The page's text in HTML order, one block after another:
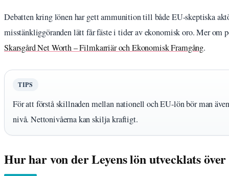
Debatten kring lönen har gett ammunition till både EU-skeptiska
misstänkliggöranden lätt får fäste i tider av ekonomisk oro. Mer
Skarsgård Net Worth – Filmkarriär och Ekonomisk Framgång.
TIPS
För att förstå skillnaden mellan nationell och EU-lön bör man
nivå. Nettonivåerna kan skilja kraftigt.
Hur har von der Leyens lön utvecklats